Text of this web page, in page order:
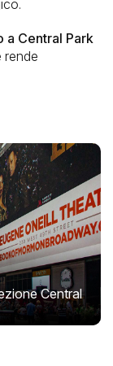
a Central Park
rende
Central